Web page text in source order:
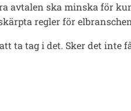
avtalen ska minska för
regler för
ta tag i det. Sker det